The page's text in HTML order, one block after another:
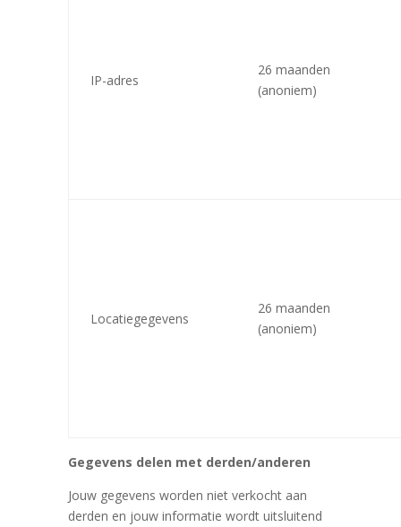
IP-adres
26 maanden
(anoniem)
Locatiegegevens
26 maanden
(anoniem)
Gegevens delen met derden/anderen
Jouw gegevens worden niet verkocht aan
derden en jouw informatie wordt uitsluitend